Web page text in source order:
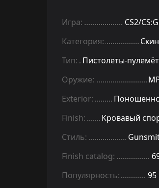
Игра:
CS2/
Категория:
Тип: Пистолеты-
Оружие:
Exterior:
Finish:
Кровавый
Стиль:
Finish catalog:
Популярность:
95